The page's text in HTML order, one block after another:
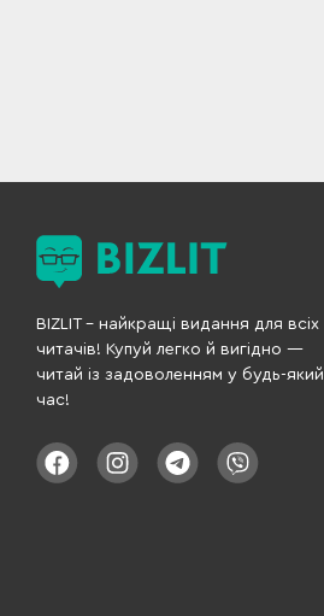
BIZLIT – найкращі видання для всіх
читачів! Купуй легко й вигідно —
читай із задоволенням у будь-який
час!